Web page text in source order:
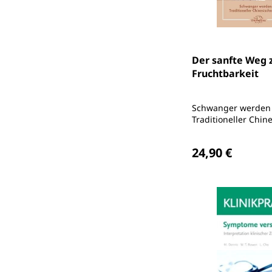
Der sanfte Weg
Fruchtbarkeit
Schwanger
Traditioneller
24,90 €